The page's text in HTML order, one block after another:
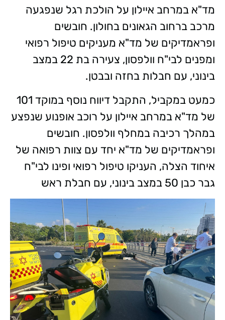
מד"א במרחב איילון על הולכת רגל שנפגעה
מרכב ברחוב הגאונים בחולון. חובשים
ופראמדיקים של מד"א מעניקים טיפול רפואי
ומפנים לבי"ח וולפסון, צעירה בת 22 במצב
בינוני, עם חבלות בחזה ובבטן.
כמעט במקביל, התקבל דיווח נוסף במוקד 101
של מד"א במרחב איילון על רוכב אופנוע שנפצע
במהלך רכיבה במחלף וולפסון. חובשים
ופראמדיקים של מד"א יחד עם צוות רפואה של
איחוד הצלה, העניקו טיפול רפואי ופינו לבי"ח
גבר כבן 50 במצב בינוני, עם חבלת ראש